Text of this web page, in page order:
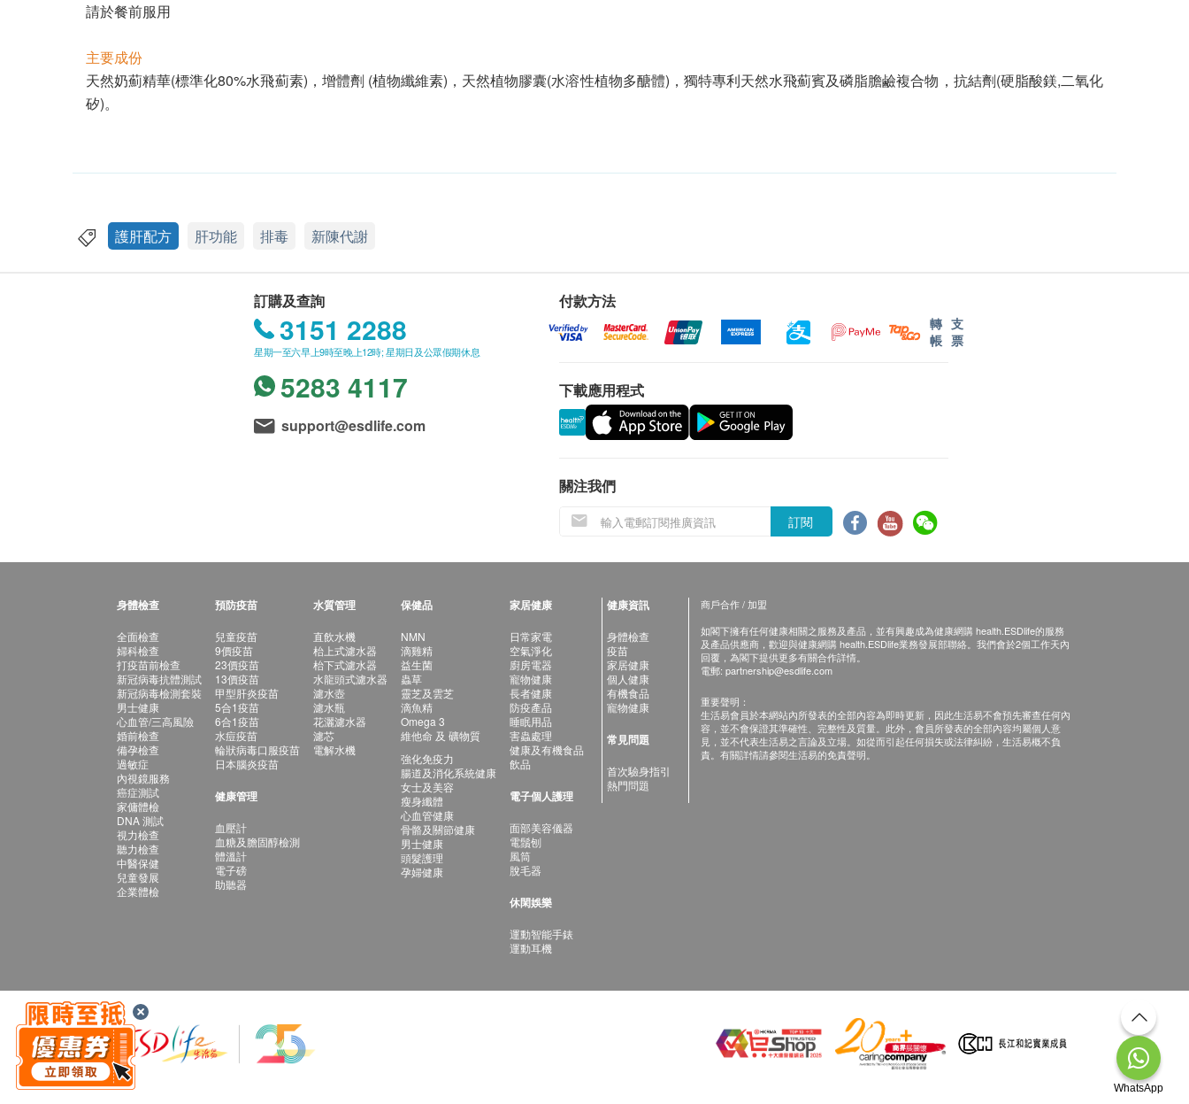
請於餐前服用
主要成份
天然奶薊精華(標準化80%水飛薊素)，增體劑 (植物纖維素)，天然植物膠囊(水溶性植物多醣體)，獨特專利天然水飛薊賓及磷脂膽鹼複合物，抗結劑(硬脂酸鎂,二氧化
矽)。
護肝配方 肝功能 排毒 新陳代謝
訂購及查詢
3151 2288
星期一至六早上9時至晚上12時; 星期日及公眾假期休息
5283 4117
support@esdlife.com
付款方法
轉
帳
支
票
下載應用程式
關注我們
訂閱
身體檢查
全面檢查
婦科檢查
打疫苗前檢查
新冠病毒抗體測試
新冠病毒檢測套裝
男士健康
心血管/三高風險
婚前檢查
備孕檢查
過敏症
內視鏡服務
癌症測試
家傭體檢
DNA 測試
視力檢查
聽力檢查
中醫保健
兒童發展
企業體檢
預防疫苗
兒童疫苗
9價疫苗
23價疫苗
13價疫苗
甲型肝炎疫苗
5合1疫苗
6合1疫苗
水痘疫苗
輪狀病毒口服疫苗
日本腦炎疫苗
健康管理
血壓計
血糖及膽固醇檢測
體溫計
電子磅
助聽器
水質管理
直飲水機
枱上式濾水器
枱下式濾水器
水龍頭式濾水器
濾水壺
濾水瓶
花灑濾水器
濾芯
電解水機
保健品
NMN
滴雞精
益生菌
蟲草
靈芝及雲芝
滴魚精
Omega 3
維他命 及 礦物質
強化免疫力
腸道及消化系統健康
女士及美容
瘦身纖體
心血管健康
骨骼及關節健康
男士健康
頭髮護理
孕婦健康
家居健康
日常家電
空氣淨化
廚房電器
寵物健康
長者健康
防疫產品
睡眠用品
害蟲處理
健康及有機食品
飲品
電子個人護理
面部美容儀器
電鬚刨
風筒
脫毛器
休閑娛樂
運動智能手錶
運動耳機
健康資訊
身體檢查
疫苗
家居健康
個人健康
有機食品
寵物健康
常見問題
首次驗身指引
熱門問題
商戶合作 / 加盟
如閣下擁有任何健康相關之服務及產品，並有興趣成為健康網購 health.ESDlife的服務
及產品供應商，歡迎與健康網購 health.ESDlife業務發展部聯絡。我們會於2個工作天內
回覆，為閣下提供更多有關合作詳情。
電郵: partnership@esdlife.com
重要聲明：
生活易會員於本網站內所發表的全部內容為即時更新，因此生活易不會預先審查任何內
容，並不會保證其準確性、完整性及質量。此外，會員所發表的全部內容均屬個人意
見，並不代表生活易之言論及立場。如從而引起任何損失或法律糾紛，生活易概不負
責。有關詳情請參閱生活易的免責聲明。
WhatsApp